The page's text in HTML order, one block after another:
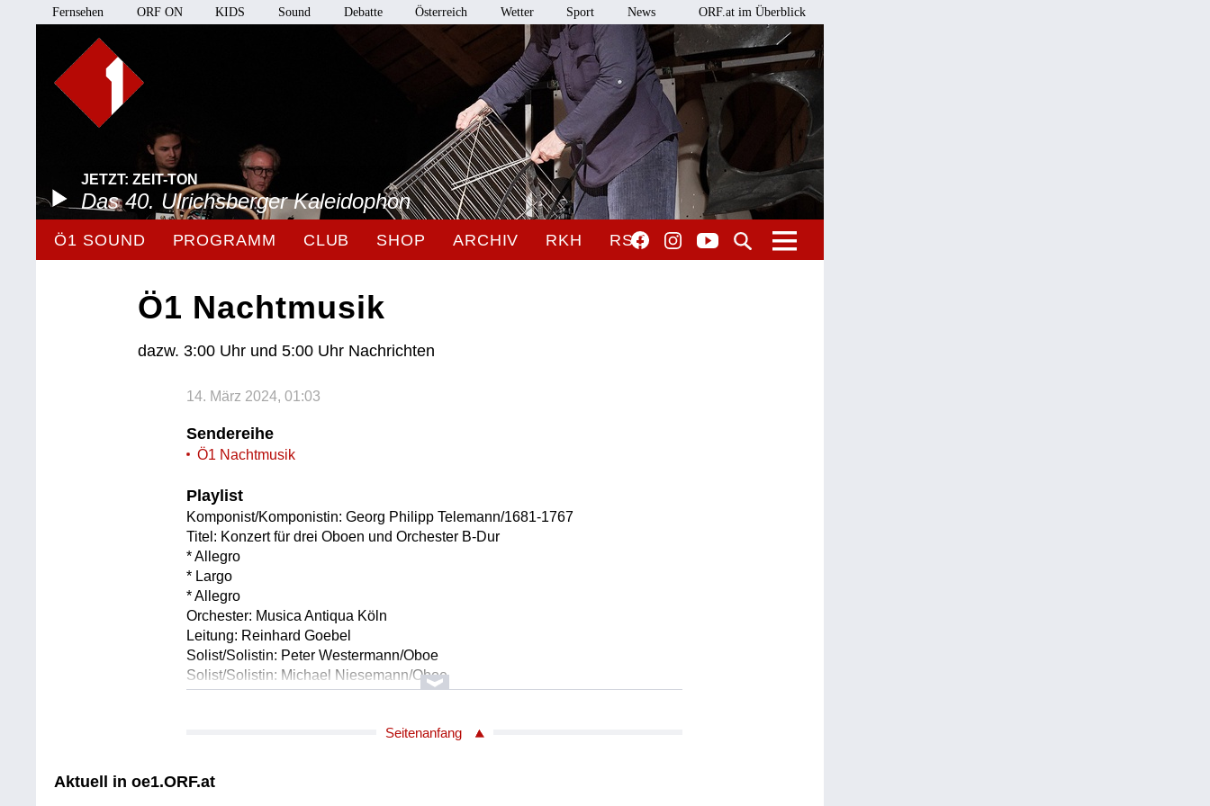
Fernsehen ORF ON KIDS Sound Debatte Österreich Wetter Sport News ORF.at im Überblick
JETZT: ZEIT-TON
Das 40. Ulrichsberger Kaleidophon
Ö1 SOUND PROGRAMM CLUB SHOP ARCHIV RKH RSO
Ö1 Nachtmusik
dazw. 3:00 Uhr und 5:00 Uhr Nachrichten
14. März 2024, 01:03
Sendereihe
Ö1 Nachtmusik
Playlist
Komponist/Komponistin: Georg Philipp Telemann/1681-1767
Titel: Konzert für drei Oboen und Orchester B-Dur
* Allegro
* Largo
* Allegro
Orchester: Musica Antiqua Köln
Leitung: Reinhard Goebel
Solist/Solistin: Peter Westermann/Oboe
Solist/Solistin: Michael Niesemann/Oboe
Solist/Solistin: Piet Dhont/Oboe
Komponist/Komponistin: Frédéric Chopin/1810-1849
Seitenanfang
Aktuell in oe1.ORF.at